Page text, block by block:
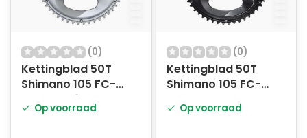
(0)
Kettingblad 50T
Shimano 105 FC-
R7000 - zilver
Op voorraad
(0)
Kettingblad 50T
Shimano 105 FC-
Op voorraad